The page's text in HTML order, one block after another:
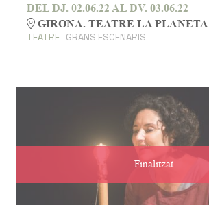
DEL DJ. 02.06.22 AL DV. 03.06.22
GIRONA. TEATRE LA PLANETA
TEATRE GRANS ESCENARIS
Finalitzat